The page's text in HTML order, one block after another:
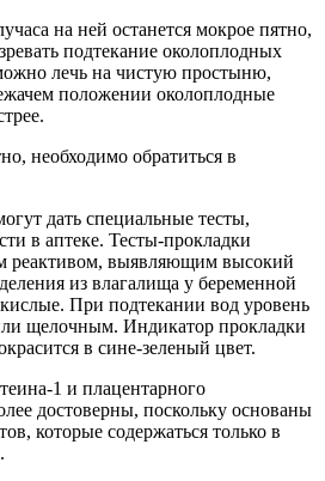
на ней останется мокрое пятно,
подтекание околоплодных
лечь на чистую простыню,
положении околоплодные
необходимо обратиться в
дать специальные тесты,
в аптеке. Тесты-прокладки
реактивом, выявляющим высокий
из влагалища у беременной
При подтекании вод уровень
щелочным. Индикатор прокладки
в сине-зеленый цвет.
1 и плацентарного
достоверны, поскольку основаны
которые содержаться только в